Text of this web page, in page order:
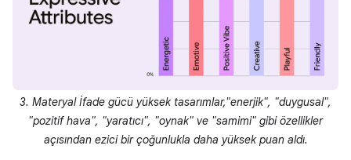
3. Materyal İfade gücü yüksek tasarımlar,"enerjik", "duygusal",
"pozitif hava", "yaratıcı", "oynak" ve "samimi" gibi özellikler
açısından ezici bir çoğunlukla daha yüksek puan aldı.